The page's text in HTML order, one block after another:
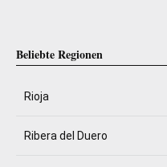
Beliebte Regionen
Rioja
Ribera del Duero